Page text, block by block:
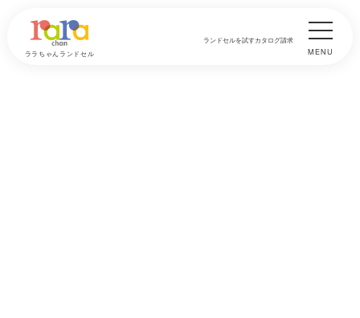
ララちゃんランドセル
ランドセルを試すカタログ請求
MENU